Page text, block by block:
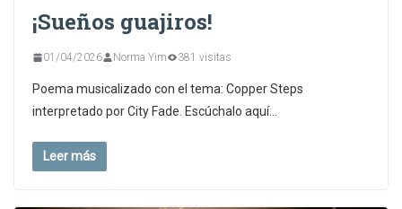
¡Sueños guajiros!
01/04/2026 Norma Yim 381 visitas
Poema musicalizado con el tema: Copper Steps
interpretado por City Fade. Escúchalo aquí…
Leer más